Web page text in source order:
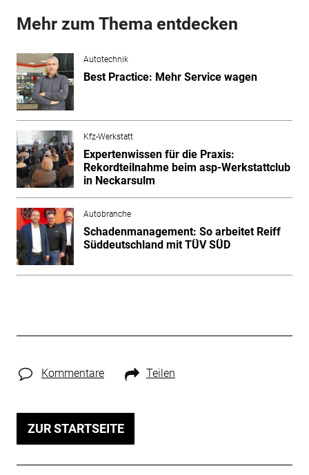
Mehr zum Thema entdecken
Autotechnik
Best Practice: Mehr Service wagen
Kfz-Werkstatt
Expertenwissen für die Praxis:
Rekordteilnahme beim asp-Werkstattclub
in Neckarsulm
Autobranche
Schadenmanagement: So arbeitet Reiff
Süddeutschland mit TÜV SÜD
Kommentare Teilen
ZUR STARTSEITE